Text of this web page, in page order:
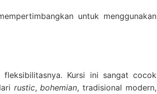
untuk menggunakan
Kursi ini sangat cocok
rustic, bohemian, tradisional modern,